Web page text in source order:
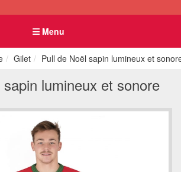
Menu
Gilet Pull de Noël sapin lumineux et
lumineux et sonore